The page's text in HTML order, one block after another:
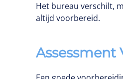
Het bureau verschilt,
altijd voorbereid.
Assessment